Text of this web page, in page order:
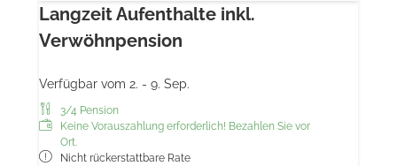
Langzeit Aufenthalte inkl.
Verwöhnpension
Verfügbar vom 2. - 9. Sep.
3/4 Pension
Keine Vorauszahlung erforderlich! Bezahlen Sie vor
Ort.
Nicht rückerstattbare Rate